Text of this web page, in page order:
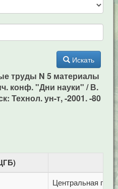
Искать
труды N 5 материалы
конф. "Дни науки" / В.
Технол. ун-т, -2001. -80
Центральная